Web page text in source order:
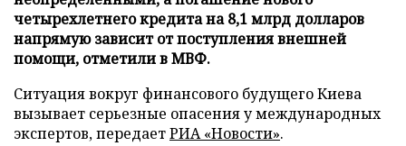
четырехлетнего кредита на 8,1 млрд долларов
напрямую зависит от поступления внешней
помощи, отметили в МВФ.
Ситуация вокруг финансового будущего Киева
вызывает серьезные опасения у международных
экспертов, передаетРИА «Новости».